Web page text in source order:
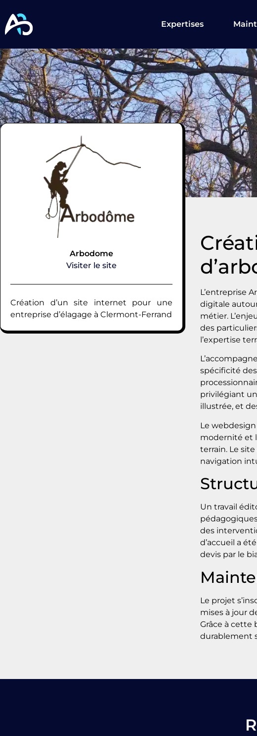
Expertises
Arbodome
Visiter le site
Création d’un site internet pour une
entreprise d’élagage à Clermont-Ferrand
L’entreprise
digitale
métier.
des
l’expertise
spécificité
privilégiant
illustrée, et
Le
modernité et
terrain. Le
navigation
Un travail
des
d’accueil a
devis par le
Le projet
mises à jour
Grâce à cette
durablement